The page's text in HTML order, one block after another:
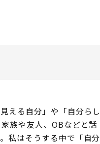
える自分」や「自分らし
族や友人、OBなどと話
私はそうする中で「自分